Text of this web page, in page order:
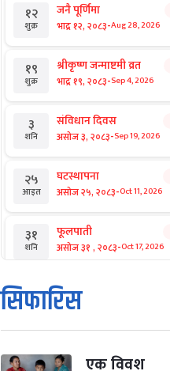
१२
शुक्र
जनै पूर्णिमा
भाद्र १२, २०८३-Aug 28, 2026
१९
शुक्र
श्रीकृष्ण जन्माष्टमी व्रत
भाद्र १९, २०८३-Sep 4, 2026
३
शनि
संविधान दिवस
असोज ३, २०८३-Sep 19, 2026
२५
आइत
घटस्थापना
असोज २५, २०८३-Oct 11, 2026
३१
शनि
फूलपाती
असोज ३१ , २०८३-Oct 17, 2026
१
आइत
कार्तिक सङ्क्रान्ति
कार्तिक १, २०८३
मंगल कार्तिक ३, २०८३-Oct 20, 2026
सिफारिस
एक विवश